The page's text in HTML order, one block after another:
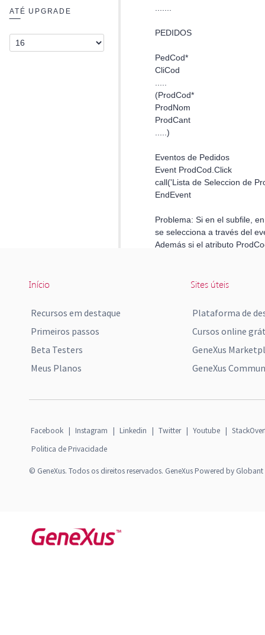
Início
Recursos em destaque
Primeiros passos
Beta Testers
Meus Planos
Sites úteis
Plataforma de
Cursos online
GeneXus
GeneXus
Facebook | Instagram | Linkedin | Twitter | Youtube |
Politica de Privacidade
© GeneXus. Todos os direitos reservados. GeneXus Powered by Globant